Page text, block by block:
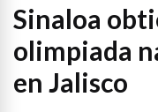
Sinaloa
olimpiada
en Jalisco